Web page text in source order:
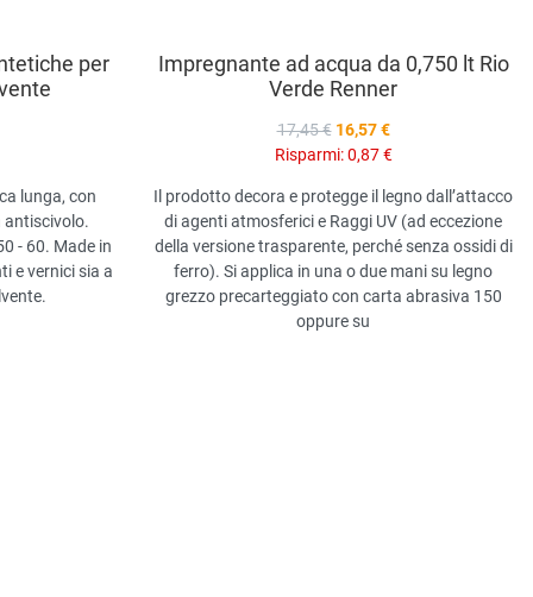
per
lunga, con
antiscivolo.
- 60. Made in
e vernici sia a
Impregnante ad acqua da 0,750 lt Rio
Verde Renner
17,45 € 16,57 €
Risparmi:0,87 €
Il prodotto decora e protegge il legno dall’attacco
di agenti atmosferici e Raggi UV (ad eccezione
della versione trasparente, perché senza ossidi di
ferro). Si applica in una o due mani su legno
grezzo precarteggiato con carta abrasiva 150
oppure su